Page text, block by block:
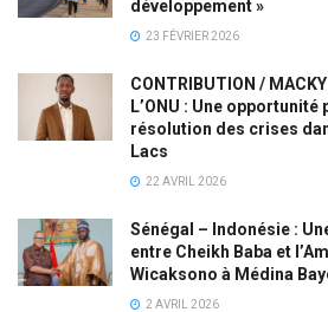
développement »
23 FÉVRIER 2026
CONTRIBUTION /
L’ONU : Une
résolution des crises
Lacs
22 AVRIL 2026
Sénégal – Indonésie :
entre Cheikh Baba et
Wicaksono à Médina
2 AVRIL 2026